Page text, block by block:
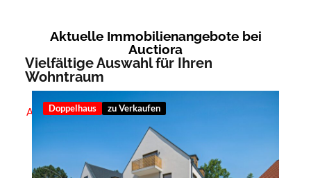
Aktuelle Immobilienangebote bei
Auctiora
Vielfältige Auswahl für Ihren
Wohntraum
Alle anzeigen (23 )
Doppelhaus zu Verkaufen